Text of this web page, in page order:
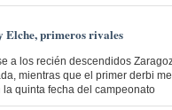
Elche, primeros rivales
a los recién descendidos
mientras que el primer derbi
quinta fecha del campeonato